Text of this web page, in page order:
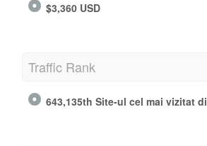
$3,360 USD
Traffic Rank
643,135th Site-ul cel mai vizitat